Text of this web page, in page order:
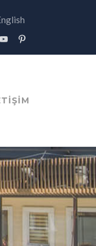
youtubepinterest